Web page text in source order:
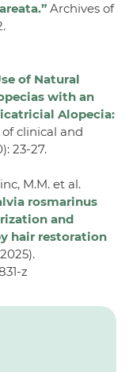
Archives of
of Natural
with an
Alopecia:
clinical and
23-27.
M.M. et al.
rosmarinus
and
hair restoration
z